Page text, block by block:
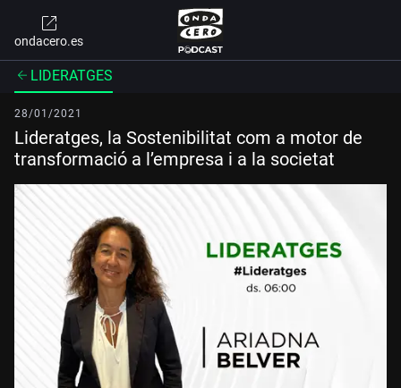
ondacero.es
LIDERATGES
28/01/2021
Lideratges, la Sostenibilitat com a motor de
transformació a l’empresa i a la societat